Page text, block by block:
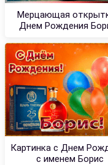
Мерцающая
Днем Рождения
Картинка с Днем
с именем Борис